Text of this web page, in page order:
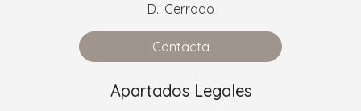
D.: Cerrado
Contacta
Apartados Legales